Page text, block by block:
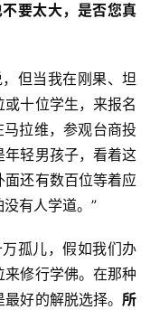
要太大，是否您真
但当我在刚果、坦
十位学生，来报名
马拉维，参观台商投
年轻男孩子，看着这
还有数百位等着应
有人学道。”
孤儿，假如我们办
修行学佛。在那种
好的解脱选择。 所